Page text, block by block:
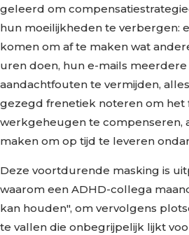
geleerd om
hun moeilijkheden te verbergen:
komen om af te maken wat
uren doen, hun e-mails
aandachtfouten te vermijden,
gezegd frenetiek noteren om het
werkgeheugen te compenseren,
maken om op tijd te leveren
Deze voortdurende masking is
waarom een ADHD-collega
kan houden", om vervolgens
te vallen die onbegrijpelijk lijkt